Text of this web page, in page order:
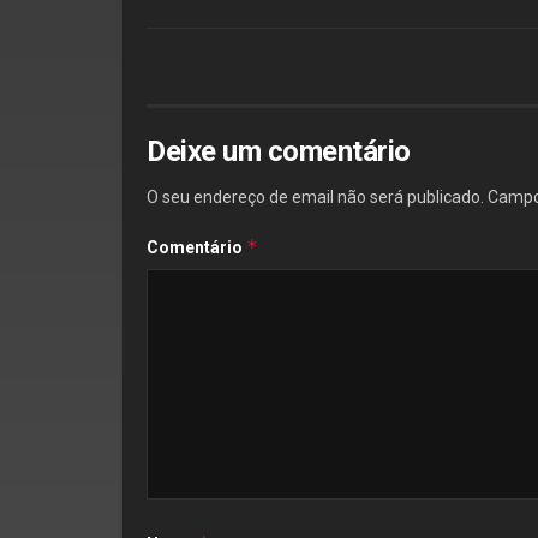
Deixe um comentário
O seu endereço de email não será publicado.
Comentário *